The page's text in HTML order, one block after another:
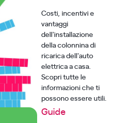
Costi, incentivi e
vantaggi
dell'installazione
della colonnina di
ricarica dell'auto
elettrica a casa.
Scopri tutte le
informazioni che ti
possono essere utili.
Guide